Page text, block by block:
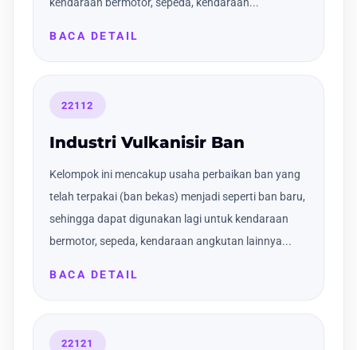
kendaraan bermotor, sepeda, kendaraan...
BACA DETAIL
22112
Industri Vulkanisir Ban
Kelompok ini mencakup usaha perbaikan ban yang
telah terpakai (ban bekas) menjadi seperti ban baru,
sehingga dapat digunakan lagi untuk kendaraan
bermotor, sepeda, kendaraan angkutan lainnya...
BACA DETAIL
22121